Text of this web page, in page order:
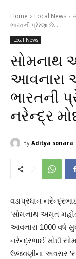
Home Local News
ભારતની પ્રેરણા છે...
Local News
સોમનાથ
આવનારા
ભારતની
નરેન્દ્ર
By Aditya sonara
વડાપ્રધાન
‘સોમનાથ અમૃત
આવનારા 1000 વર્ષ
નરેન્દ્રભાઈ મોદી
ઉજવણીના અવસર